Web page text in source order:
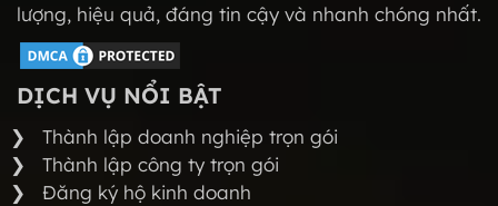
lượng, hiệu quả, đáng tin cậy và nhanh chóng nhất.
DỊCH VỤ NỔI BẬT
Thành lập doanh nghiệp trọn gói
Thành lập công ty trọn gói
Đăng ký hộ kinh doanh